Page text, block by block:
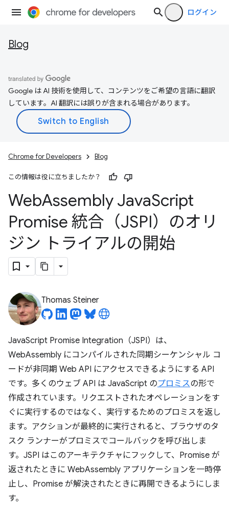
ログイン
Blog
Google は AI 技術を使用して、コンテンツをご希望の言語に翻訳
しています。AI 翻訳には誤りが含まれる場合があります。
Chrome for Developers Blog
この情報は役に立ちましたか？
WebAssembly JavaScript
Promise 統合（JSPI）のオリ
ジン トライアルの開始
Thomas Steiner
JavaScript Promise Integration（JSPI）は、
WebAssembly にコンパイルされた同期シーケンシャル コ
ードが非同期 Web API にアクセスできるようにする API
です。多くのウェブ API は JavaScript のプロミスの形で
作成されています。リクエストされたオペレーションをす
ぐに実行するのではなく、実行するためのプロミスを返し
ます。アクションが最終的に実行されると、ブラウザのタ
スク ランナーがプロミスでコールバックを呼び出しま
す。JSPI はこのアーキテクチャにフックして、Promise が
返されたときに WebAssembly アプリケーションを一時停
止し、Promise が解決されたときに再開できるようにしま
す。